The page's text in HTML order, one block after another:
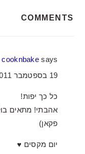
COMMENTS
cooknbake says
19 בספטמבר 2011 at 10:04
כל כך יפות!
אהבתי! מתאים
פקאן)
יום מקסים ♥